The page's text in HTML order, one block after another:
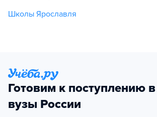
Школы Ярославля
Готовим к поступлению
вузы России